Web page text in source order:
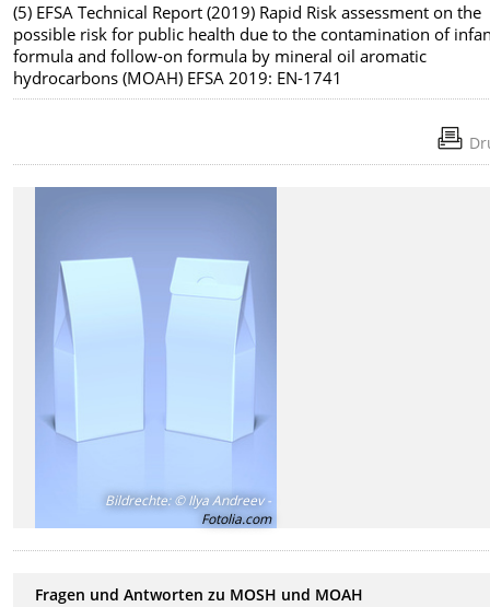
(5) EFSA Technical Report (2019) Rapid Risk assessment on the
possible risk for public health due to the contamination of
formula and follow-on formula by mineral oil aromatic
hydrocarbons (MOAH) EFSA 2019: EN-1741
Bildrechte:© Ilya Andreev -
Fotolia.com
Fragen und Antworten zu MOSH und MOAH